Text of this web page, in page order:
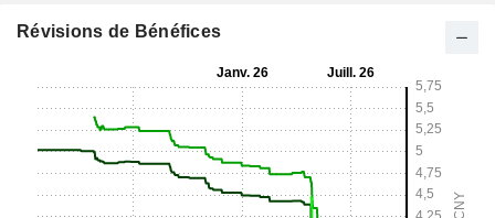
Révisions de Bénéfices